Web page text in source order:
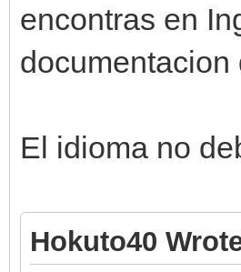
encontras en
documentacion
El idioma no
Hokuto40